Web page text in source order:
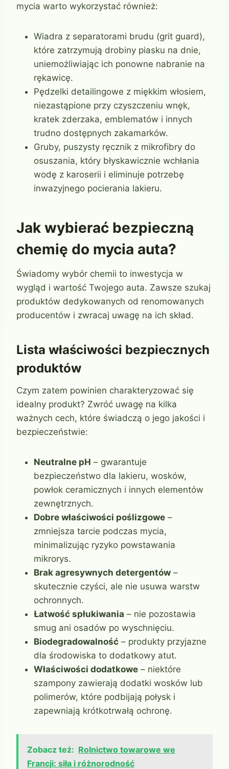
mycia warto wykorzystać również:
Wiadra z separatorami brudu (grit guard),
które zatrzymują drobiny piasku na dnie,
uniemożliwiając ich ponowne nabranie na
rękawicę.
Pędzelki detailingowe z miękkim włosiem,
niezastąpione przy czyszczeniu wnęk,
kratek zderzaka, emblematów i innych
trudno dostępnych zakamarków.
Gruby, puszysty ręcznik z mikrofibry do
osuszania, który błyskawicznie wchłania
wodę z karoserii i eliminuje potrzebę
inwazyjnego pocierania lakieru.
Jak wybierać bezpieczną
chemię do mycia auta?
Świadomy wybór chemii to inwestycja w
wygląd i wartość Twojego auta. Zawsze szukaj
produktów dedykowanych od renomowanych
producentów i zwracaj uwagę na ich skład.
Lista właściwości bezpiecznych
produktów
Czym zatem powinien charakteryzować się
idealny produkt? Zwróć uwagę na kilka
ważnych cech, które świadczą o jego jakości i
bezpieczeństwie:
Neutralne pH – gwarantuje
bezpieczeństwo dla lakieru, wosków,
powłok ceramicznych i innych elementów
zewnętrznych.
Dobre właściwości poślizgowe –
zmniejsza tarcie podczas mycia,
minimalizując ryzyko powstawania
mikrorys.
Brak agresywnych detergentów –
skutecznie czyści, ale nie usuwa warstw
ochronnych.
Łatwość spłukiwania – nie pozostawia
smug ani osadów po wyschnięciu.
Biodegradowalność – produkty przyjazne
dla środowiska to dodatkowy atut.
Właściwości dodatkowe – niektóre
szampony zawierają dodatki wosków lub
polimerów, które podbijają połysk i
zapewniają krótkotrwałą ochronę.
Zobacz też: Rolnictwo towarowe we
Francji: siła i różnorodność